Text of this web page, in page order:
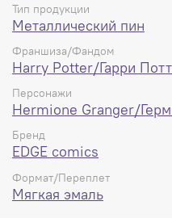
Тип продукции
Металлический пин
Франшиза/Фандом
Harry Potter/Гарри
Персонажи
Hermione Granger/
Бренд
EDGE comics
Формат/Переплет
Мягкая эмаль